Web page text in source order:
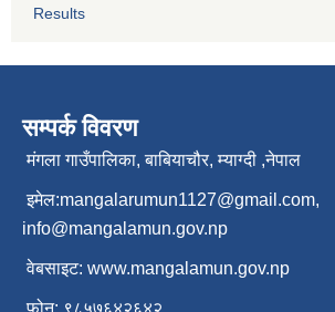
Results
सम्पर्क विवरण
मंगला गाउँपालिका, बाबियाचौर, म्याग्दी ,नेपाल
इमेल:mangalarumun1127@gmail.com,
info@mangalamun.gov.np
वेबसाइट: www.mangalamun.gov.np